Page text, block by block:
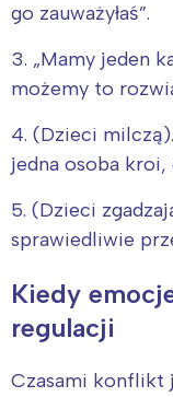
go zauważyłaś”.
3. „Mamy jeden
możemy to
4. (Dzieci
jedna osoba kroi,
5. (Dzieci
sprawiedliwie
Kiedy
regulacji
Czasami konflikt